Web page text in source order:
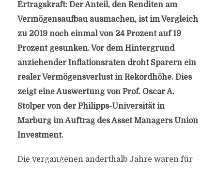
Ertragskraft: Der Anteil, den Renditen am
Vermögensaufbau ausmachen, ist im Vergleich
zu 2019 noch einmal von 24 Prozent auf 19
Prozent gesunken. Vor dem Hintergrund
anziehender Inflationsraten droht Sparern ein
realer Vermögensverlust in Rekordhöhe. Dies
zeigt eine Auswertung von Prof. Oscar A.
Stolper von der Philipps-Universität in
Marburg im Auftrag des Asset Managers Union
Investment.
Die vergangenen anderthalb Jahre waren für